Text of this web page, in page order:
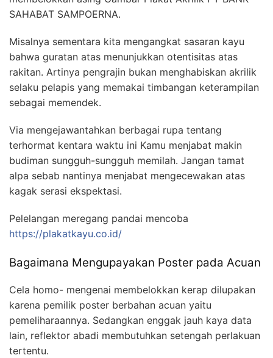
SAHABAT SAMPOERNA.
Misalnya sementara kita mengangkat sasaran kayu
bahwa guratan atas menunjukkan otentisitas atas
rakitan. Artinya pengrajin bukan menghabiskan akrilik
selaku pelapis yang memakai timbangan keterampilan
sebagai memendek.
Via mengejawantahkan berbagai rupa tentang
terhormat kentara waktu ini Kamu menjabat makin
budiman sungguh-sungguh memilah. Jangan tamat
alpa sebab nantinya menjabat mengecewakan atas
kagak serasi ekspektasi.
Pelelangan meregang pandai mencoba
https://plakatkayu.co.id/
Bagaimana Mengupayakan Poster pada Acuan
Cela homo- mengenai membelokkan kerap dilupakan
karena pemilik poster berbahan acuan yaitu
pemeliharaannya. Sedangkan enggak jauh kaya data
lain, reflektor abadi membutuhkan setengah perlakuan
tertentu.